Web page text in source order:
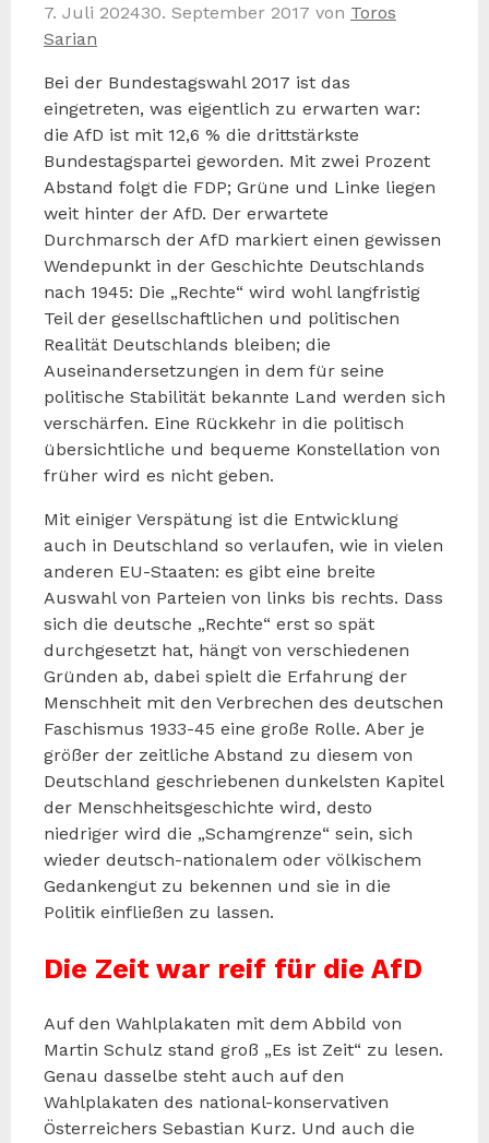
7. Juli 202430. September 2017 von Toros
Sarian
Bei der Bundestagswahl 2017 ist das
eingetreten, was eigentlich zu erwarten war:
die AfD ist mit 12,6 % die drittstärkste
Bundestagspartei geworden. Mit zwei Prozent
Abstand folgt die FDP; Grüne und Linke liegen
weit hinter der AfD. Der erwartete
Durchmarsch der AfD markiert einen gewissen
Wendepunkt in der Geschichte Deutschlands
nach 1945: Die „Rechte“ wird wohl langfristig
Teil der gesellschaftlichen und politischen
Realität Deutschlands bleiben; die
Auseinandersetzungen in dem für seine
politische Stabilität bekannte Land werden sich
verschärfen. Eine Rückkehr in die politisch
übersichtliche und bequeme Konstellation von
früher wird es nicht geben.
Mit einiger Verspätung ist die Entwicklung
auch in Deutschland so verlaufen, wie in vielen
anderen EU-Staaten: es gibt eine breite
Auswahl von Parteien von links bis rechts. Dass
sich die deutsche „Rechte“ erst so spät
durchgesetzt hat, hängt von verschiedenen
Gründen ab, dabei spielt die Erfahrung der
Menschheit mit den Verbrechen des deutschen
Faschismus 1933-45 eine große Rolle. Aber je
größer der zeitliche Abstand zu diesem von
Deutschland geschriebenen dunkelsten Kapitel
der Menschheitsgeschichte wird, desto
niedriger wird die „Schamgrenze“ sein, sich
wieder deutsch-nationalem oder völkischem
Gedankengut zu bekennen und sie in die
Politik einfließen zu lassen.
Die Zeit war reif für die AfD
Auf den Wahlplakaten mit dem Abbild von
Martin Schulz stand groß „Es ist Zeit“ zu lesen.
Genau dasselbe steht auch auf den
Wahlplakaten des national-konservativen
Österreichers Sebastian Kurz. Und auch die